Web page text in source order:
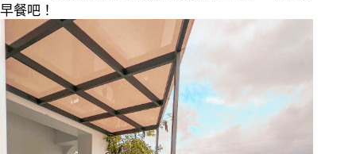
早餐吧！